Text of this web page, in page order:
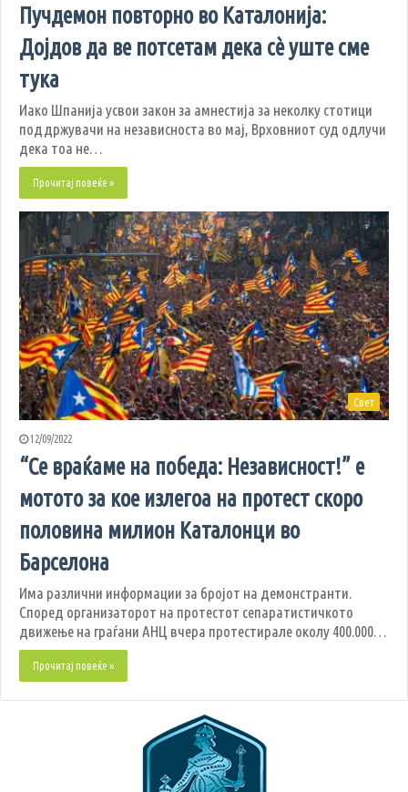
Пучдемон повторно во Каталонија:
Дојдов да ве потсетам дека сè уште сме
тука
Иако Шпанија усвои закон за амнестија за неколку стотици
поддржувачи на независноста во мај, Врховниот суд одлучи
дека тоа не…
Прочитај повеќе »
Свет
12/09/2022
“Се враќаме на победа: Независност!” е
мотото за кое излегоа на протест скоро
половина милион Каталонци во
Барселона
Има различни информации за бројот на демонстранти.
Според организаторот на протестот сепаратистичкото
движење на граѓани АНЦ вчера протестирале околу 400.000…
Прочитај повеќе »